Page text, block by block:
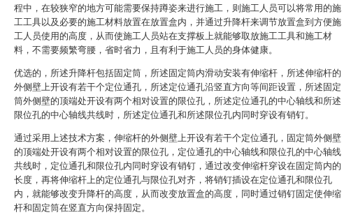
程中，在较狭窄的地方可能需要保持蹲姿来进行施工，则施工人员可以将常用的施
工工具以及必要的施工材料放置在放置盒内，并通过升降杆来调节放置盒到方便施
工人员使用的高度，从而使施工人员站在支撑板上就能够取放施工工具和施工材
料，不需要频繁弯腰，省时省力，且有利于施工人员的身体健康。
优选的，所述升降杆包括固定筒，所述固定筒内滑动安装有伸缩杆，所述伸缩杆的
外侧壁上开设有若干个定位通孔，所述定位通孔沿竖直方向等间距设置，所述固定
筒外侧壁的顶端处开设有两个相对设置的限位孔，所述定位通孔的中心轴线和所述
限位孔的中心轴线共线时，所述定位通孔和所述限位孔内同时穿设有销钉。
通过采用上述技术方案，伸缩杆的外侧壁上开设有若干个定位通孔，固定筒外侧壁
的顶端处开设有两个相对设置的限位孔，定位通孔的中心轴线和限位孔的中心轴线
共线时，定位通孔和限位孔内同时穿设有销钉，通过改变伸缩杆穿设在固定筒内的
长度，再将伸缩杆上的定位通孔与限位孔对齐，将销钉插设在定位通孔和限位孔
内，就能够改变升降杆的高度，从而改变放置盒的高度，同时通过销钉固定使伸缩
杆和固定筒在竖直方向保持固定。